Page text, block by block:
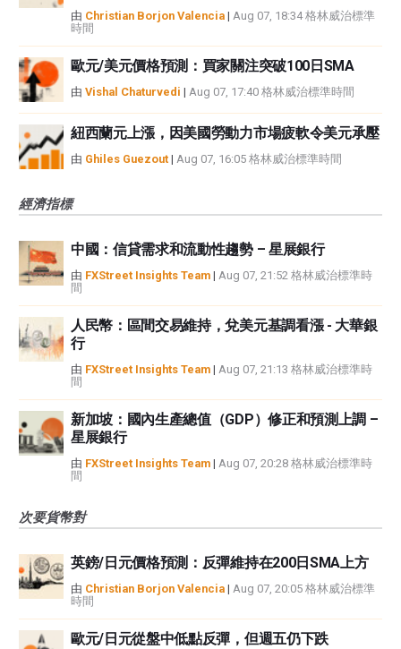
由 Christian Borjon Valencia | Aug 07, 18:34 格林威治標準
時間
歐元/美元價格預測：買家關注突破100日SMA
由 Vishal Chaturvedi | Aug 07, 17:40 格林威治標準時間
紐西蘭元上漲，因美國勞動力市場疲軟令美元承壓
由 Ghiles Guezout | Aug 07, 16:05 格林威治標準時間
經濟指標
中國：信貸需求和流動性趨勢 – 星展銀行
由 FXStreet Insights Team | Aug 07, 21:52 格林威治標準時
間
人民幣：區間交易維持，兌美元基調看漲 - 大華銀
行
由 FXStreet Insights Team | Aug 07, 21:13 格林威治標準時
間
新加坡：國內生產總值（GDP）修正和預測上調 –
星展銀行
由 FXStreet Insights Team | Aug 07, 20:28 格林威治標準時
間
次要貨幣對
英鎊/日元價格預測：反彈維持在200日SMA上方
由 Christian Borjon Valencia | Aug 07, 20:05 格林威治標準
時間
歐元/日元從盤中低點反彈，但週五仍下跌